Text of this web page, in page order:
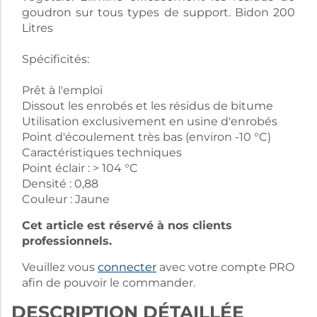
goudron sur tous types de support. Bidon 200
Litres
Spécificités:
Prêt à l'emploi
Dissout les enrobés et les résidus de bitume
Utilisation exclusivement en usine d'enrobés
Point d'écoulement très bas (environ -10 °C)
Caractéristiques techniques
Point éclair : > 104 °C
Densité : 0,88
Couleur : Jaune
Cet article est réservé à nos clients
professionnels.
Veuillez vous connecter avec votre compte PRO
afin de pouvoir le commander.
DESCRIPTION DÉTAILLÉE